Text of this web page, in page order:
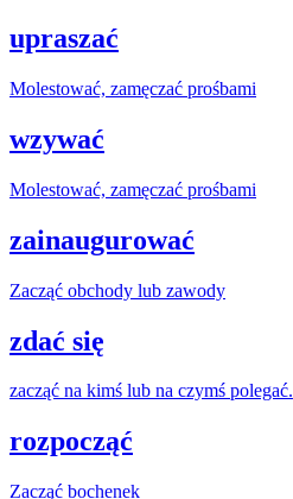
upraszać
Molestować, zamęczać prośbami
wzywać
Molestować, zamęczać prośbami
zainaugurować
Zacząć obchody lub zawody
zdać się
zacząć na kimś lub na czymś polegać.
rozpocząć
Zacząć bochenek